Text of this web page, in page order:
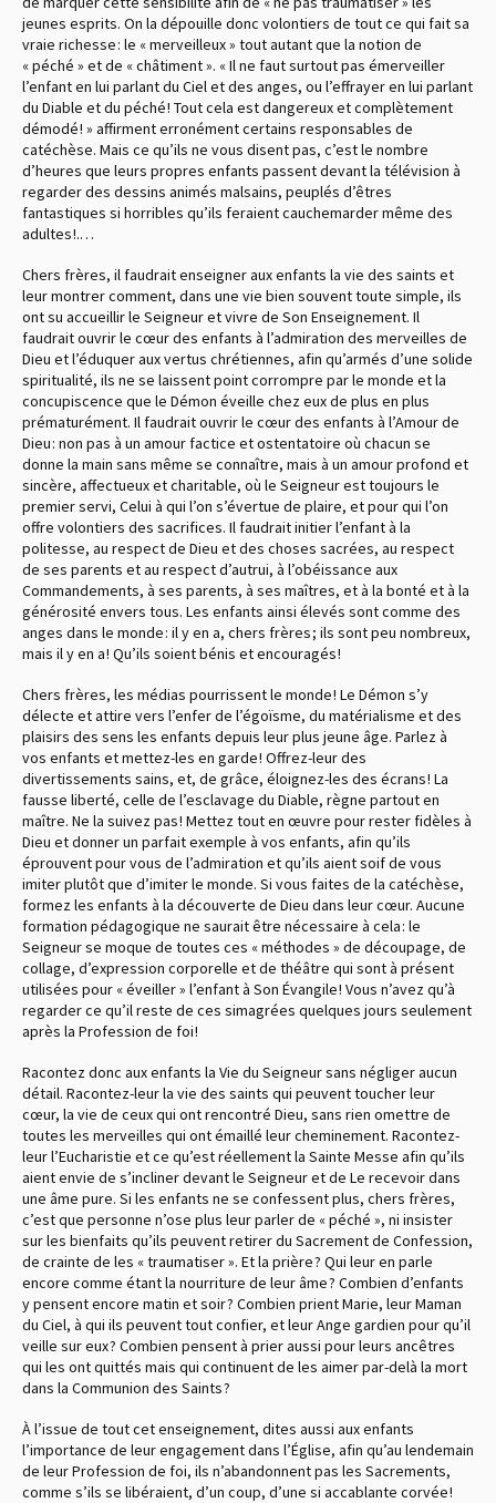
jeunes esprits. On la dépouille donc volontiers de tout ce qui fait sa
vraie richesse : le « merveilleux » tout autant que la notion de
« péché » et de « châtiment ». « Il ne faut surtout pas émerveiller
l’enfant en lui parlant du Ciel et des anges, ou l’effrayer en lui parlant
du Diable et du péché ! Tout cela est dangereux et complètement
démodé ! » affirment erronément certains responsables de
catéchèse. Mais ce qu’ils ne vous disent pas, c’est le nombre
d’heures que leurs propres enfants passent devant la télévision à
regarder des dessins animés malsains, peuplés d’êtres
fantastiques si horribles qu’ils feraient cauchemarder même des
adultes !.…
Chers frères, il faudrait enseigner aux enfants la vie des saints et
leur montrer comment, dans une vie bien souvent toute simple, ils
ont su accueillir le Seigneur et vivre de Son Enseignement. Il
faudrait ouvrir le cœur des enfants à l’admiration des merveilles de
Dieu et l’éduquer aux vertus chrétiennes, afin qu’armés d’une solide
spiritualité, ils ne se laissent point corrompre par le monde et la
concupiscence que le Démon éveille chez eux de plus en plus
prématurément. Il faudrait ouvrir le cœur des enfants à l’Amour de
Dieu : non pas à un amour factice et ostentatoire où chacun se
donne la main sans même se connaître, mais à un amour profond et
sincère, affectueux et charitable, où le Seigneur est toujours le
premier servi, Celui à qui l’on s’évertue de plaire, et pour qui l’on
offre volontiers des sacrifices. Il faudrait initier l’enfant à la
politesse, au respect de Dieu et des choses sacrées, au respect
de ses parents et au respect d’autrui, à l’obéissance aux
Commandements, à ses parents, à ses maîtres, et à la bonté et à la
générosité envers tous. Les enfants ainsi élevés sont comme des
anges dans le monde : il y en a, chers frères ; ils sont peu nombreux,
mais il y en a ! Qu’ils soient bénis et encouragés !
Chers frères, les médias pourrissent le monde ! Le Démon s’y
délecte et attire vers l’enfer de l’égoïsme, du matérialisme et des
plaisirs des sens les enfants depuis leur plus jeune âge. Parlez à
vos enfants et mettez-les en garde ! Offrez-leur des
divertissements sains, et, de grâce, éloignez-les des écrans ! La
fausse liberté, celle de l’esclavage du Diable, règne partout en
maître. Ne la suivez pas ! Mettez tout en œuvre pour rester fidèles à
Dieu et donner un parfait exemple à vos enfants, afin qu’ils
éprouvent pour vous de l’admiration et qu’ils aient soif de vous
imiter plutôt que d’imiter le monde. Si vous faites de la catéchèse,
formez les enfants à la découverte de Dieu dans leur cœur. Aucune
formation pédagogique ne saurait être nécessaire à cela : le
Seigneur se moque de toutes ces « méthodes » de découpage, de
collage, d’expression corporelle et de théâtre qui sont à présent
utilisées pour « éveiller » l’enfant à Son Évangile ! Vous n’avez qu’à
regarder ce qu’il reste de ces simagrées quelques jours seulement
après la Profession de foi !
Racontez donc aux enfants la Vie du Seigneur sans négliger aucun
détail. Racontez-leur la vie des saints qui peuvent toucher leur
cœur, la vie de ceux qui ont rencontré Dieu, sans rien omettre de
toutes les merveilles qui ont émaillé leur cheminement. Racontez-
leur l’Eucharistie et ce qu’est réellement la Sainte Messe afin qu’ils
aient envie de s’incliner devant le Seigneur et de Le recevoir dans
une âme pure. Si les enfants ne se confessent plus, chers frères,
c’est que personne n’ose plus leur parler de « péché », ni insister
sur les bienfaits qu’ils peuvent retirer du Sacrement de Confession,
de crainte de les « traumatiser ». Et la prière ? Qui leur en parle
encore comme étant la nourriture de leur âme ? Combien d’enfants
y pensent encore matin et soir ? Combien prient Marie, leur Maman
du Ciel, à qui ils peuvent tout confier, et leur Ange gardien pour qu’il
veille sur eux ? Combien pensent à prier aussi pour leurs ancêtres
qui les ont quittés mais qui continuent de les aimer par-delà la mort
dans la Communion des Saints ?
À l’issue de tout cet enseignement, dites aussi aux enfants
l’importance de leur engagement dans l’Église, afin qu’au lendemain
de leur Profession de foi, ils n’abandonnent pas les Sacrements,
comme s’ils se libéraient, d’un coup, d’une si accablante corvée !